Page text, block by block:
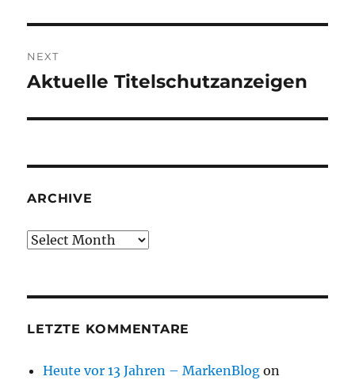
NEXT
Next
Aktuelle Titelschutzanzeigen
ARCHIVE
Archive
LETZTE KOMMENTARE
Heute vor 13 Jahren – MarkenBlog on